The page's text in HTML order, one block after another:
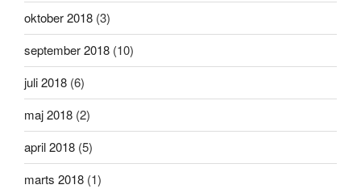
oktober 2018 (3)
september 2018 (10)
juli 2018 (6)
maj 2018 (2)
april 2018 (5)
marts 2018 (1)